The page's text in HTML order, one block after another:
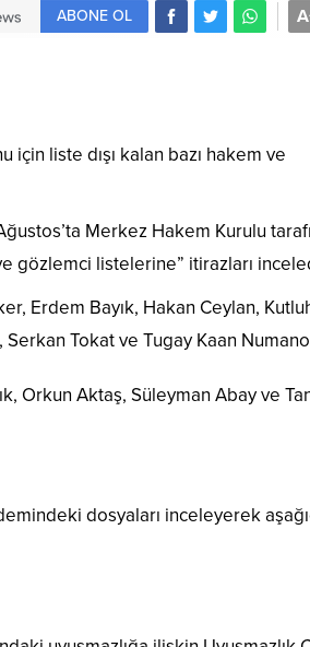
A
ABONE OL
liste dışı kalan bazı hakem ve
Merkez Hakem Kurulu
gözlemci listelerine” itirazları
Erdem Bayık, Hakan Ceylan,
Tokat ve Tugay Kaan
Orkun Aktaş, Süleyman Abay ve
dosyaları inceleyerek